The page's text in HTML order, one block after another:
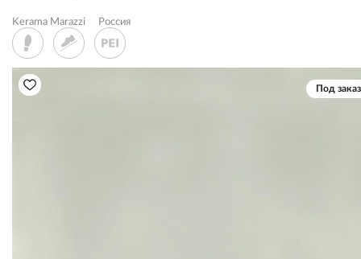
Kerama Marazzi Россия
Под заказ